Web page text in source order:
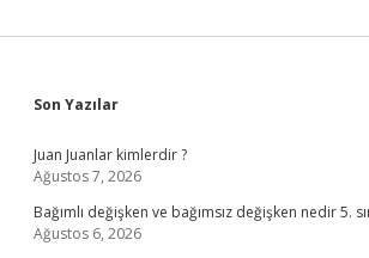
Sidebar
Son Yazılar
Juan Juanlar kimlerdir ?
Ağustos 7, 2026
Bağımlı değişken ve bağımsız değişken nedir 5.
Ağustos 6, 2026